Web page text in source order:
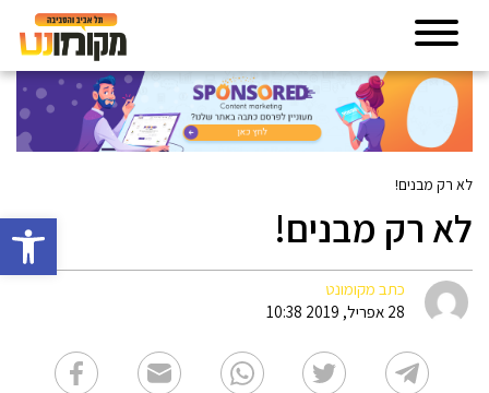
פתח
לא רק מבנים!
לא רק מבנים!
כתב מקומונט
28 אפריל, 2019 10:38